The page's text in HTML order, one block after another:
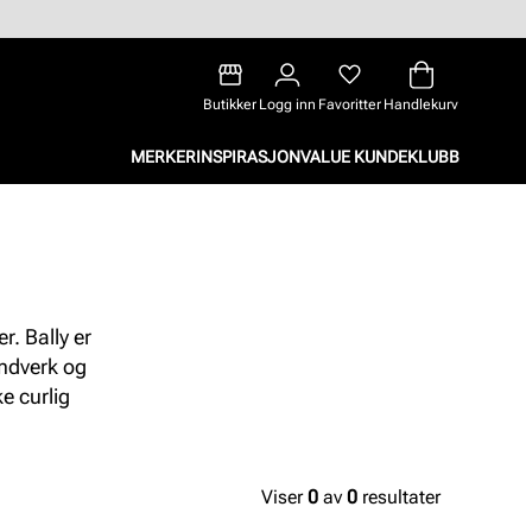
Butikker Logg inn Favoritter Handlekurv
MERKERINSPIRASJONVALUE KUNDEKLUBB
Bally er
og
curlig
Viser0 av 0 resultater